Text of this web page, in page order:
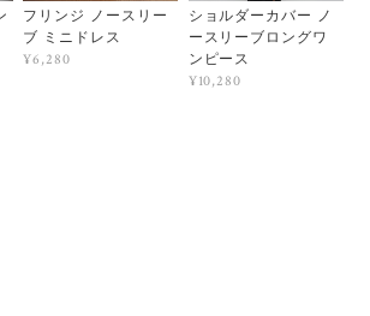
フリンジ ノースリー
ブ ミニドレス
¥6,280
ショルダーカバー ノ
ースリーブロングワ
ンピース
¥10,280